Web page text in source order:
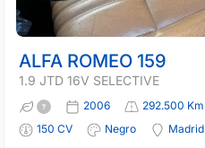
ALFA ROMEO 159
1.9 JTD 16V SELECTIVE
2006 292.500 Km
150 CV
Negro
Madrid